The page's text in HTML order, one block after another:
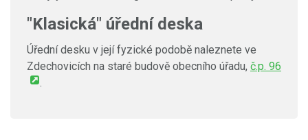
"Klasická" úřední deska
Úřední desku v její fyzické podobě naleznete ve
Zdechovicích na staré budově obecního úřadu, č.p. 96
.